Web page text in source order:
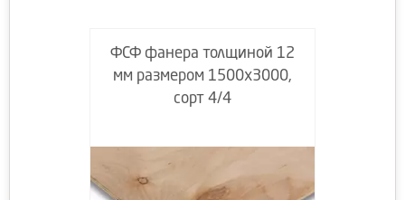
ФСФ фанера толщиной 12
мм размером 1500х3000,
сорт 4/4